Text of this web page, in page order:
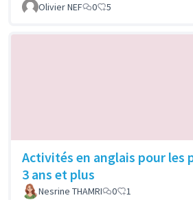
Olivier NEF 0 5
Activités en anglais pour les
3 ans et plus
Nesrine THAMRI 0 1